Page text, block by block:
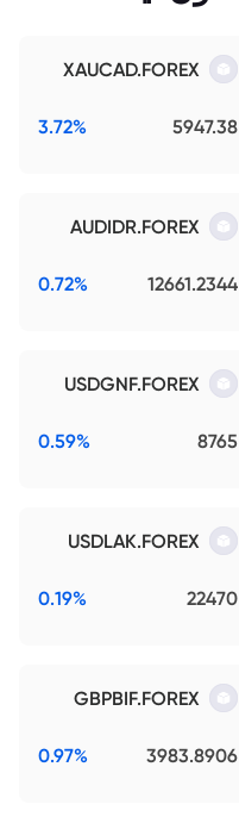
XAUCAD.FOREX
5947.38
3.72%
AUDIDR.FOREX
12661.2344
0.72%
USDGNF.FOREX
8765
0.59%
USDLAK.FOREX
22470
0.19%
GBPBIF.FOREX
3983.8906
0.97%